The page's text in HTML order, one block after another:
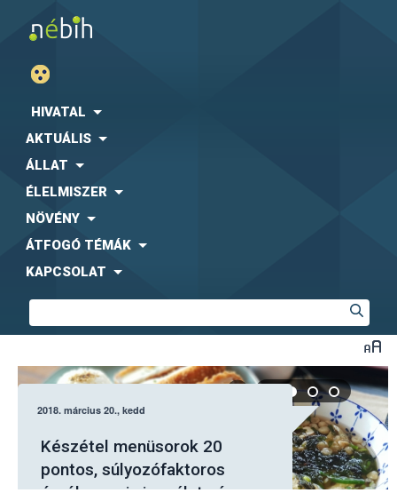
HIVATAL
AKTUÁLIS
ÁLLAT
ÉLELMISZER
NÖVÉNY
ÁTFOGÓ TÉMÁK
KAPCSOLAT
2016. december 6., kedd
Fokozottan ügyeljenek a
vállalkozások a tojások